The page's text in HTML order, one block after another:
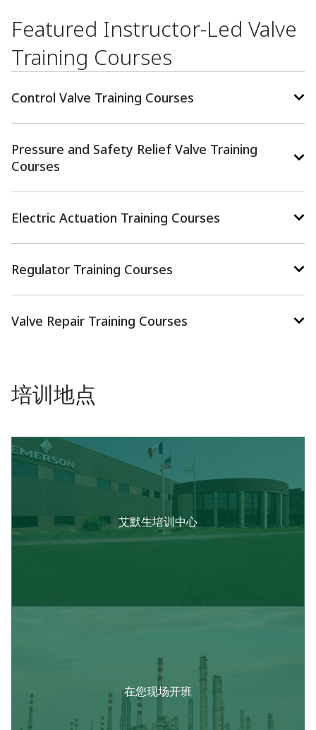
Featured Instructor-Led Valve
Training Courses
Control Valve Training Courses
Pressure and Safety Relief Valve Training
Courses
Electric Actuation Training Courses
Regulator Training Courses
Valve Repair Training Courses
培训地点
艾默生培训中心
在您现场开班